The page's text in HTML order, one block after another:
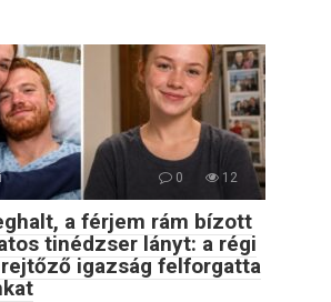
0 12
a férjem rám bízott
tinédzser lányt: a régi
igazság felforgatta